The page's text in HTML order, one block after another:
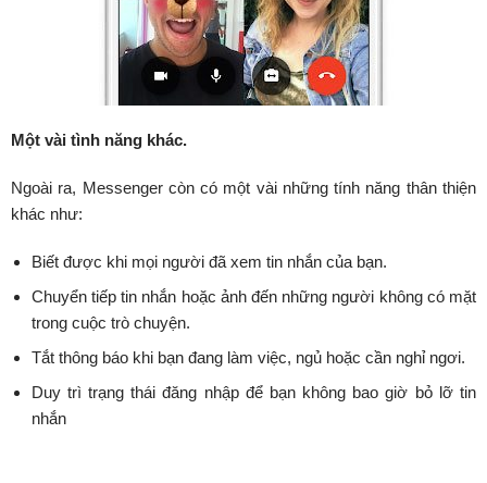
Một vài tình năng khác.
Ngoài ra, Messenger còn có một vài những tính năng thân thiện
khác như:
Biết được khi mọi người đã xem tin nhắn của bạn.
Chuyển tiếp tin nhắn hoặc ảnh đến những người không có mặt
trong cuộc trò chuyện.
Tắt thông báo khi bạn đang làm việc, ngủ hoặc cần nghỉ ngơi.
Duy trì trạng thái đăng nhập để bạn không bao giờ bỏ lỡ tin
nhắn